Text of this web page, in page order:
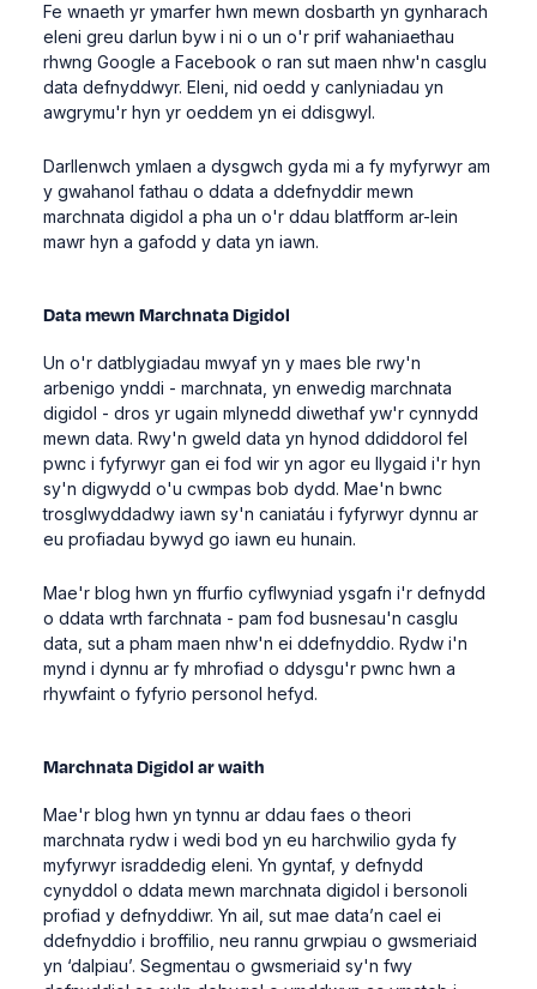
Fe wnaeth yr ymarfer hwn mewn dosbarth yn gynharach
eleni greu darlun byw i ni o un o'r prif wahaniaethau
rhwng Google a Facebook o ran sut maen nhw'n casglu
data defnyddwyr. Eleni, nid oedd y canlyniadau yn
awgrymu'r hyn yr oeddem yn ei ddisgwyl.
Darllenwch ymlaen a dysgwch gyda mi a fy myfyrwyr am
y gwahanol fathau o ddata a ddefnyddir mewn
marchnata digidol a pha un o'r ddau blatfform ar-lein
mawr hyn a gafodd y data yn iawn.
Data mewn Marchnata Digidol
Un o'r datblygiadau mwyaf yn y maes ble rwy'n
arbenigo ynddi - marchnata, yn enwedig marchnata
digidol - dros yr ugain mlynedd diwethaf yw'r cynnydd
mewn data. Rwy'n gweld data yn hynod ddiddorol fel
pwnc i fyfyrwyr gan ei fod wir yn agor eu llygaid i'r hyn
sy'n digwydd o'u cwmpas bob dydd. Mae'n bwnc
trosglwyddadwy iawn sy'n caniatáu i fyfyrwyr dynnu ar
eu profiadau bywyd go iawn eu hunain.
Mae'r blog hwn yn ffurfio cyflwyniad ysgafn i'r defnydd
o ddata wrth farchnata - pam fod busnesau'n casglu
data, sut a pham maen nhw'n ei ddefnyddio. Rydw i'n
mynd i dynnu ar fy mhrofiad o ddysgu'r pwnc hwn a
rhywfaint o fyfyrio personol hefyd.
Marchnata Digidol ar waith
Mae'r blog hwn yn tynnu ar ddau faes o theori
marchnata rydw i wedi bod yn eu harchwilio gyda fy
myfyrwyr israddedig eleni. Yn gyntaf, y defnydd
cynyddol o ddata mewn marchnata digidol i bersonoli
profiad y defnyddiwr. Yn ail, sut mae data’n cael ei
ddefnyddio i broffilio, neu rannu grwpiau o gwsmeriaid
yn ‘dalpiau’. Segmentau o gwsmeriaid sy'n fwy